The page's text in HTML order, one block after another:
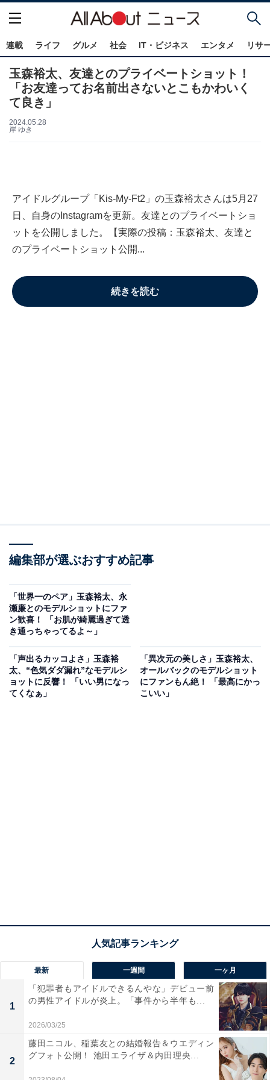
連載 ライフ グルメ 社会 IT・ビジネス エンタメ リサ
玉森裕太、友達とのプライベートショット！
「お友達ってお名前出さないとこもかわいく
て良き」
2024.05.28
岸 ゆき
アイドルグループ「Kis-My-Ft2」の玉森裕太さんは5月27
日、自身のInstagramを更新。友達とのプライベートショ
ットを公開しました。【実際の投稿：玉森裕太、友達と
のプライベートショット公開...
続きを読む
編集部が選ぶおすすめ記事
「世界一のペア」玉森裕太、永
瀬廉とのモデルショットにファ
ン歓喜！ 「お肌が綺麗過ぎて透
き通っちゃってるよ～」
「声出るカッコよさ」玉森裕
太、“色気ダダ漏れ”なモデルシ
ョットに反響！ 「いい男になっ
てくなぁ」
「異次元の美しさ」玉森裕太、
オールバックのモデルショット
にファンもん絶！ 「最高にかっ
こいい」
最新 一週間 一ヶ月
1
「犯罪者もアイドルできるんやな」デビュー前
の男性アイドルが炎上。「事件から半年も...
2026/03/25
2
藤田ニコル、稲葉友との結婚報告＆ウエディン
グフォト公開！ 池田エライザ＆内田理央...